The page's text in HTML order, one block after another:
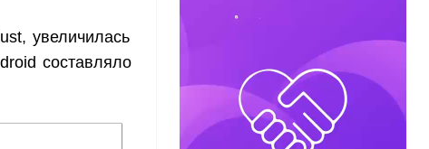
увеличилась
составляло